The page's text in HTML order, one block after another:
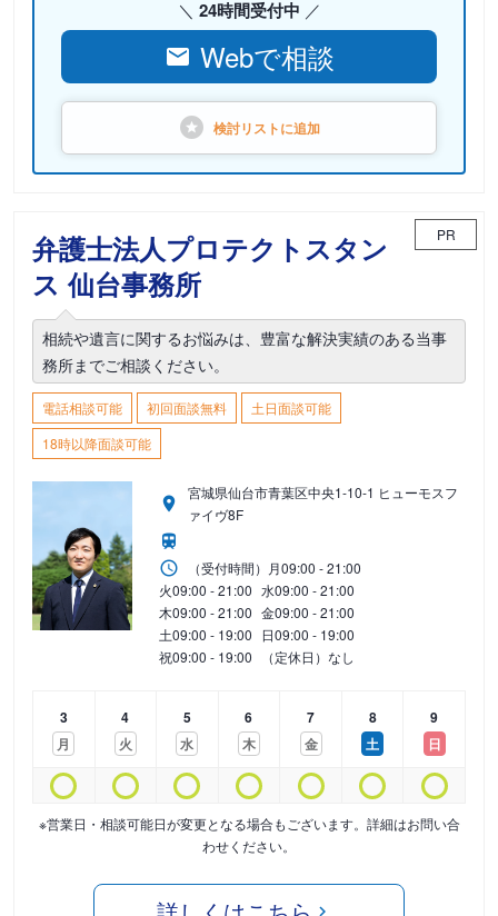
24時間受付中
Webで相談
検討リストに追加
弁護士法人プロテクトスタン
ス 仙台事務所
PR
相続や遺言に関するお悩みは、豊富な解決実績のある当事
務所までご相談ください。
電話相談可能 初回面談無料
土日面談可能
18時以降面談可能
宮城県仙台市青葉区中央1-10-1 ヒューモスフ
ァイヴ8F
（受付時間） 月09:00 - 21:00
火09:00 - 21:00 水09:00 - 21:00
木09:00 - 21:00 金09:00 - 21:00
土09:00 - 19:00 日09:00 - 19:00
祝09:00 - 19:00 （定休日）なし
3
月
4
火
5
水
6
木
7
金
8
土
9
日
※営業日・相談可能日が変更となる場合もございます。詳細はお問い合
わせください。